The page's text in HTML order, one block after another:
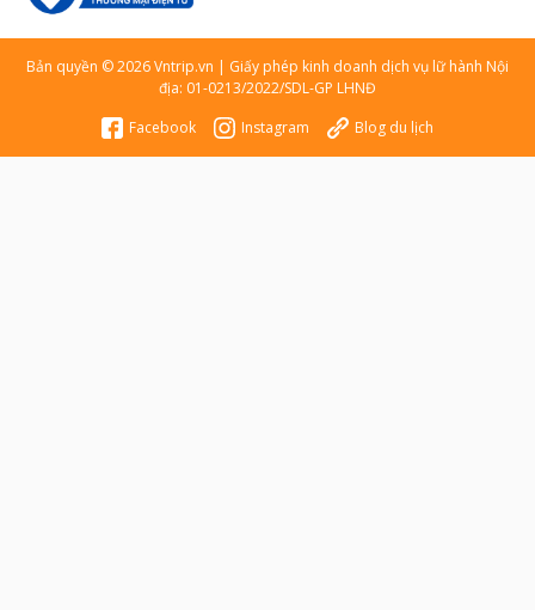
Bản quyền ©2026Vntrip.vn | Giấy phép kinh doanh dịch vụ lữ hành Nội
địa: 01-0213/2022/SDL-GP LHNĐ
Facebook
Instagram Blog du lịch